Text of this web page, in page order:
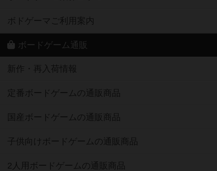
ボドゲーマご利用案内
ボードゲーム通販
新作・再入荷情報
定番ボードゲームの通販商品
国産ボードゲームの通販商品
子供向けボードゲームの通販商品
2人用ボードゲームの通販商品